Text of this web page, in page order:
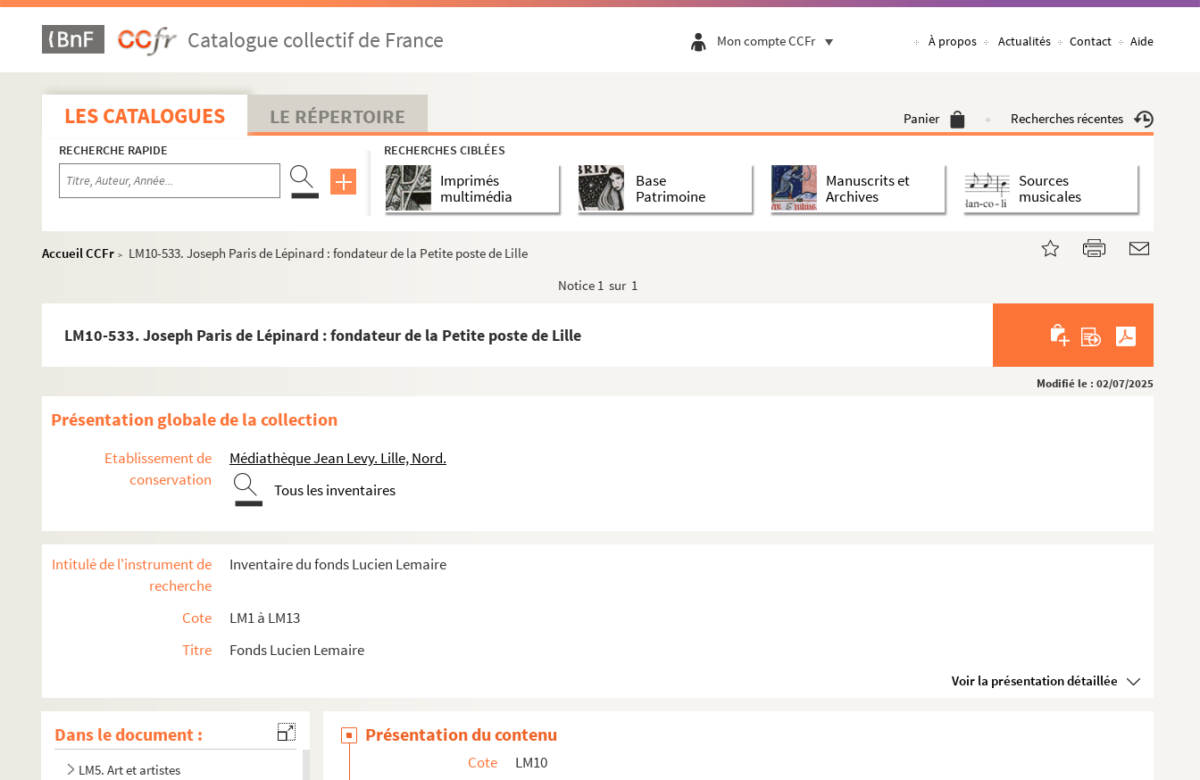
Catalogue collectif de France Mon compte CCFr À propos Actualités Contact Aide
LES CATALOGUES LE RÉPERTOIRE Panier Recherches récentes
RECHERCHE RAPIDE RECHERCHES CIBLÉES
Imprimés
multimédia
Base
Patrimoine
Manuscrits et
Archives
Sources
musicales
Accueil CCFr >
LM10-533. Joseph Paris de Lépinard : fondateur de la Petite poste de Lille
Notice 1 sur 1
LM10-533. Joseph Paris de Lépinard : fondateur de la Petite poste de Lille
Modifié le : 02/07/2025
Présentation globale de la collection
Etablissement de
conservation
Médiathèque Jean Levy. Lille, Nord.
Tous les inventaires
Intitulé de l'instrument de
recherche
Inventaire du fonds Lucien Lemaire
Cote
LM1 à LM13
Titre
Fonds Lucien Lemaire
Voir la présentation détaillée
Dans le document :
LM1. Musées du Nord
LM3. Salons et expositions
LM4. Tableaux et sculptures, collections
LM5. Art et artistes
Présentation du contenu
Cote
LM10